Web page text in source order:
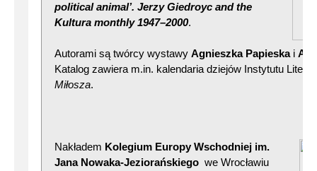
political animal’. Jerzy Giedroyc and the
Kultura monthly 1947–2000.
Autorami są twórcy wystawy Agnieszka Papieskai
Katalog zawiera m.in. kalendaria dziejów Instytutu
Miłosza.
Nakładem Kolegium Europy Wschodniej im.
Jana Nowaka-Jeziorańskiego we Wrocławiu